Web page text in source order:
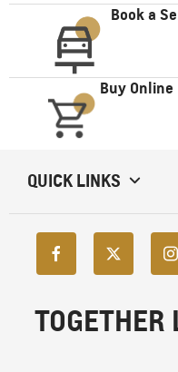
Book a
Buy Online
QUICK LINKS
TOGETHER